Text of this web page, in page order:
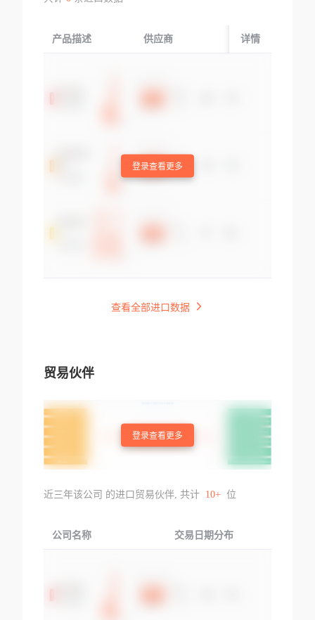
产品描述 供应商 起运国/地区
详情
登录查看更多
查看全部进口数据
贸易伙伴
登录查看更多
近三年该公司 的进口贸易伙伴, 共计 10+ 位
公司名称 交易日期分布